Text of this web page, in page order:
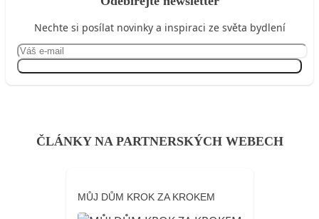
Nechte si posílat novinky a inspiraci ze světa bydlení
ČLÁNKY NA PARTNERSKÝCH WEBECH
MŮJ DŮM KROK ZA KROKEM